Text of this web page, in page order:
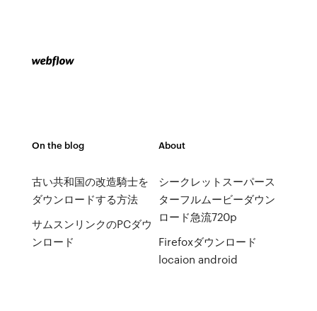
On the blog
古い共和国の改造騎士を
ダウンロードする方法
サムスンリンクのPCダウ
ンロード
About
シークレットスーパース
ターフルムービーダウン
ロード急流720p
Firefoxダウンロード
locaion android